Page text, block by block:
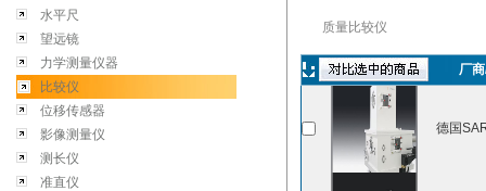
水平尺
望远镜
力学测量仪器
比较仪
位移传感器
影像测量仪
测长仪
准直仪
质量比较仪
厂
德国